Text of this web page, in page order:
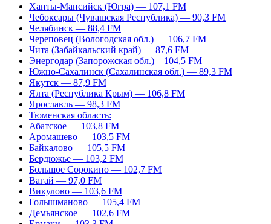
Ханты-Мансийск (Югра) — 107,1 FM
Чебоксары (Чувашская Республика) — 90,3 FM
Челябинск — 88,4 FM
Череповец (Вологодская обл.) — 106,7 FM
Чита (Забайкальский край) — 87,6 FM
Энергодар (Запорожская обл.) – 104,5 FM
Южно-Сахалинск (Сахалинская обл.) — 89,3 FM
Якутск — 87,9 FM
Ялта (Республика Крым) — 106,8 FM
Ярославль — 98,3 FM
Тюменская область:
Абатское — 103,8 FM
Аромашево — 103,5 FM
Байкалово — 105,5 FM
Бердюжье — 103,2 FM
Большое Сорокино — 102,7 FM
Вагай — 97,0 FM
Викулово — 103,6 FM
Голышманово — 105,4 FM
Демьянское — 102,6 FM